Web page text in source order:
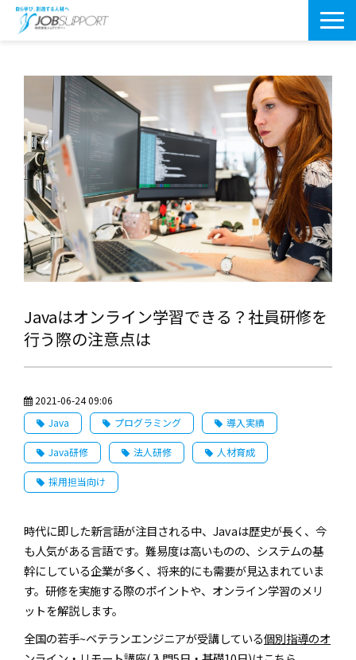
よくあるご質問
導入事例
お役立ちブログ
会社案内・アクセス
Javaはオンライン学習できる？社員研修を
行う際の注意点は
2021-06-24 09:06
Java
プログラミング 導入実績
Java研修 法人研修 人材育成
採用担当向け
時代に即した新言語が注目される中、Javaは歴史が長く、今
も人気がある言語です。難易度は高いものの、システムの基
幹にしている企業が多く、将来的にも需要が見込まれていま
す。研修を実施する際のポイントや、オンライン学習のメリ
ットを解説します。
全国の若手~ベテランエンジニアが受講している個別指導のオ